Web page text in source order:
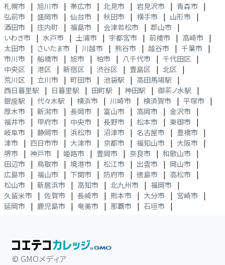
札幌市
| 旭川市 | 帯広市 | 北見市 | 岩見沢市 | 青森市
|
弘前市
| 盛岡市 | 仙台市 | 秋田市 | 横手市 | 山形市
|
酒田市
| 庄内町 | 福島市 | 会津若松市 | 郡山市
|
いわき市
| 水戸市 | 土浦市 | 宇都宮市 | 前橋市 | 高崎市
|
太田市
| さいたま市 | 川越市 | 熊谷市 | 越谷市 | 千葉市
|
市川市
| 船橋市 | 旭市 | 柏市 | 八千代市 | 千代田区
|
中央区
| 港区 | 新宿区 | 渋谷区 | 豊島区 | 北区
|
荒川区
| 立川市 | 町田市 | 池袋駅 | 高田馬場駅
|
西日暮里駅
| 日暮里駅 | 田町駅 | 神田駅 | 御茶ノ水駅
|
銀座駅
| 代々木駅 | 横浜市 | 川崎市 | 横須賀市 | 平塚市
|
厚木市
| 新潟市 | 長岡市 | 富山市 | 高岡市 | 金沢市
|
福井市
| 甲府市 | 中央市 | 長野市 | 松本市 | 東御市
|
岐阜市
| 静岡市 | 浜松市 | 沼津市 | 名古屋市 | 豊橋市
|
津市
| 四日市市 | 大津市 | 京都市 | 福知山市 | 大阪市
|
堺市
| 神戸市 | 姫路市 | 豊岡市 | 奈良市 | 和歌山市
|
田辺市
| 鳥取市 | 境港市 | 松江市 | 出雲市 | 岡山市
|
広島市
| 福山市 | 下関市 | 防府市 | 徳島市 | 高松市
|
松山市
| 新居浜市 | 高知市 | 北九州市 | 福岡市
|
久留米市
| 佐賀市 | 長崎市 | 熊本市 | 大分市 | 宮崎市
|
延岡市
| 鹿児島市 | 奄美市 | 那覇市 | 石垣市 |
© GMOメディア